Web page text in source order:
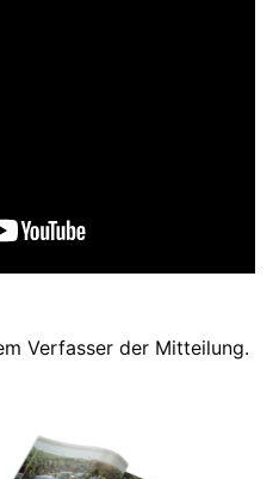
Verfasser der Mitteilung.